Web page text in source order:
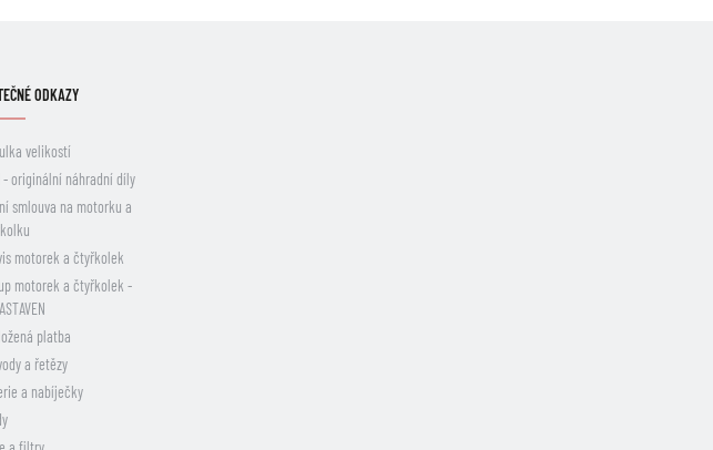
ODKAZY
velikostí
- originální náhradní díly
smlouva na motorku a
motorek a čtyřkolek
motorek a čtyřkolek -
platba
a řetězy
a nabíječky